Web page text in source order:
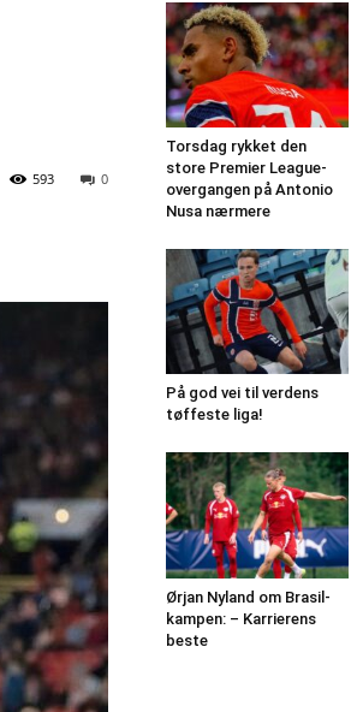
0
593
Torsdag rykket den
store Premier League-
overgangen på Antonio
Nusa nærmere
På god vei til verdens
tøffeste liga!
Ørjan Nyland om Brasil-
kampen: – Karrierens
beste